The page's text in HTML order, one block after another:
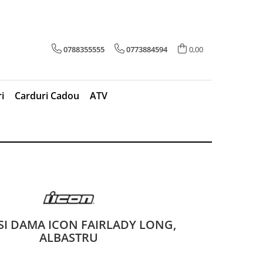
0788355555 0773884594 0,00
Carduri Cadou ATV
DAMA ICON FAIRLADY LONG,
ALBASTRU